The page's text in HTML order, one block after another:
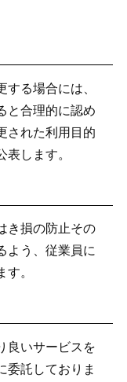
る場合には、
と合理的に認め
された利用目的
します。
き損の防止その
よう、従業員に
。
良いサービスを
委託しておりま